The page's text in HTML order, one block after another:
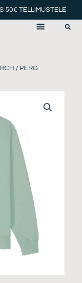
50€ TELLIMUSTELE
/ PERG